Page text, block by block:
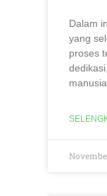
Dalam
yang
proses